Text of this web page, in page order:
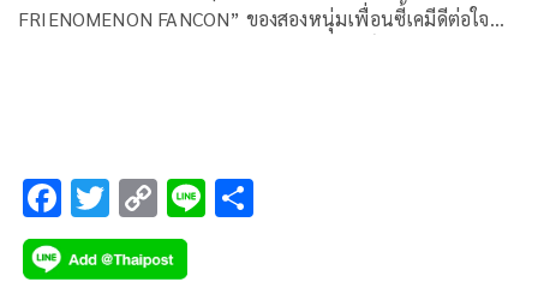
FRIENOMENON FANCON” ของสองหนุ่มเพื่อนซี้เคมีดีต่อใจ
อย่าง วิน-เมธวิน โอภาสเอี่ยมขจร, ดิว-จิรวรรตน์ สุทธิวณิชศักดิ์,
ฮง LYKN (พิเชฐพงศ์ จิรเดชสกุลวงศ์) และ นินิว-คริสติน่า แซ่แต้
F
ac
e
T
wi
tt
C
o
p
Li